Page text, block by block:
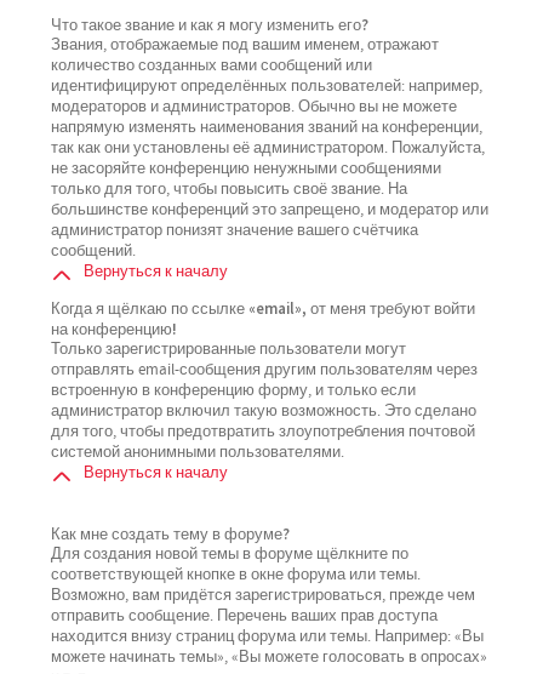
Что такое звание и как я могу изменить его?
Звания, отображаемые под вашим именем, отражают
количество созданных вами сообщений или
идентифицируют определённых пользователей: например,
модераторов и администраторов. Обычно вы не можете
напрямую изменять наименования званий на конференции,
так как они установлены её администратором. Пожалуйста,
не засоряйте конференцию ненужными сообщениями
только для того, чтобы повысить своё звание. На
большинстве конференций это запрещено, и модератор или
администратор понизят значение вашего счётчика
сообщений.
Вернуться к началу
Когда я щёлкаю по ссылке «email», от меня требуют войти
на конференцию!
Только зарегистрированные пользователи могут
отправлять email-сообщения другим пользователям через
встроенную в конференцию форму, и только если
администратор включил такую возможность. Это сделано
для того, чтобы предотвратить злоупотребления почтовой
системой анонимными пользователями.
Вернуться к началу
Как мне создать тему в форуме?
Для создания новой темы в форуме щёлкните по
соответствующей кнопке в окне форума или темы.
Возможно, вам придётся зарегистрироваться, прежде чем
отправить сообщение. Перечень ваших прав доступа
находится внизу страниц форума или темы. Например: «Вы
можете начинать темы», «Вы можете голосовать в опросах»